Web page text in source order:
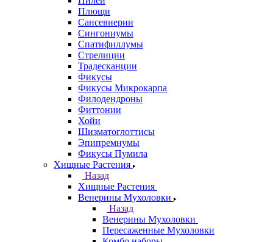
Плющи
Сансевиерии
Сингониумы
Спатифиллумы
Стрелиции
Традесканции
Фикусы
Фикусы Микрокарпа
Филодендроны
Фиттонии
Хойи
Шизматоглоттисы
Эпипремнумы
Фикусы Пумила
Хищные Растения
Назад
Хищные Растения
Венерины Мухоловки
Назад
Венерины Мухоловки
Пересаженные Мухоловки